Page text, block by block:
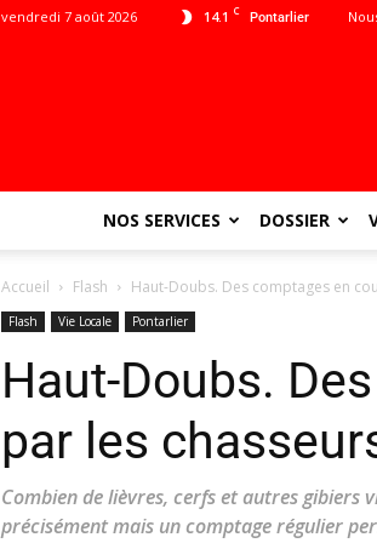
14.1 C Pontarlier
vendredi 7 août 2026
NOS SERVICES DOSSIER
Accueil Flash Haut-Doubs. Des comptages en
Flash Vie Locale Pontarlier
Haut-Doubs.
par les
Combien de lièvres, cerfs et autres
précisément mais un comptage régulier